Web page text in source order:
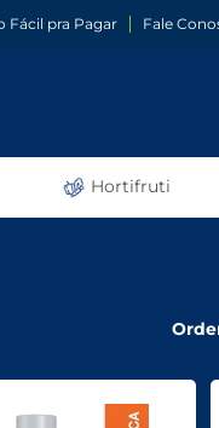
Fácil pra Pagar Fale
Hortifruti